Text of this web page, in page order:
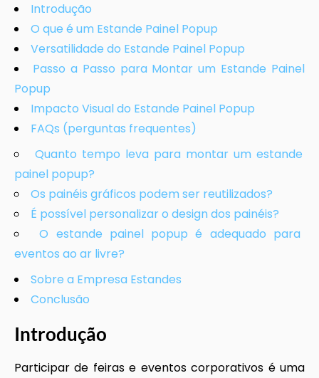
Introdução
O que é um Estande Painel Popup
Versatilidade do Estande Painel Popup
Passo a Passo para Montar um Estande Painel
Popup
Impacto Visual do Estande Painel Popup
FAQs (perguntas frequentes)
Quanto tempo leva para montar um estande
painel popup?
Os painéis gráficos podem ser reutilizados?
É possível personalizar o design dos painéis?
O estande painel popup é adequado para
eventos ao ar livre?
Sobre a Empresa Estandes
Conclusão
Introdução
Participar de feiras e eventos corporativos é uma